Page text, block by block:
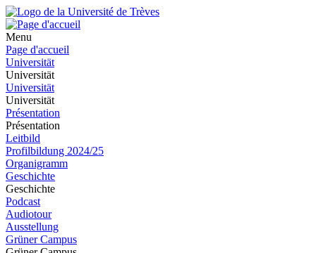
Menu
Page d'accueil
Universität
Universität
Universität
Universität
Présentation
Présentation
Leitbild
Profilbildung 2024/25
Organigramm
Geschichte
Geschichte
Podcast
Audiotour
Ausstellung
Grüner Campus